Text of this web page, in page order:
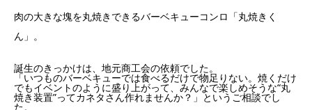
肉の大きな塊を丸焼きできるバーベキューコンロ「丸焼きく
ん」。
誕生のきっかけは、地元商工会の依頼でした。
「いつものバーベキューでは食べるだけで物足りない。焼くだけ
でもイベントのように盛り上がって、みんなで楽しめそうな“丸
焼き装置”ってカネタさん作れませんか？」というご相談でし
た。